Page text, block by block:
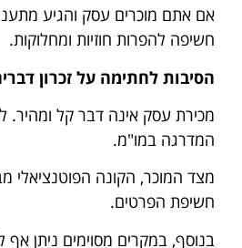
אם אתם מוכרים עסק והגיע
חשיפה להפרות חוזיות ומחלוקות.
הסיבות לחתימה על זכרון
מכירת עסק אינה דבר קל ומהיר.
המדרגה במו"מ.
מצד המוכר, הקונה הפוטנציאלי
חשיפת הפרטים.